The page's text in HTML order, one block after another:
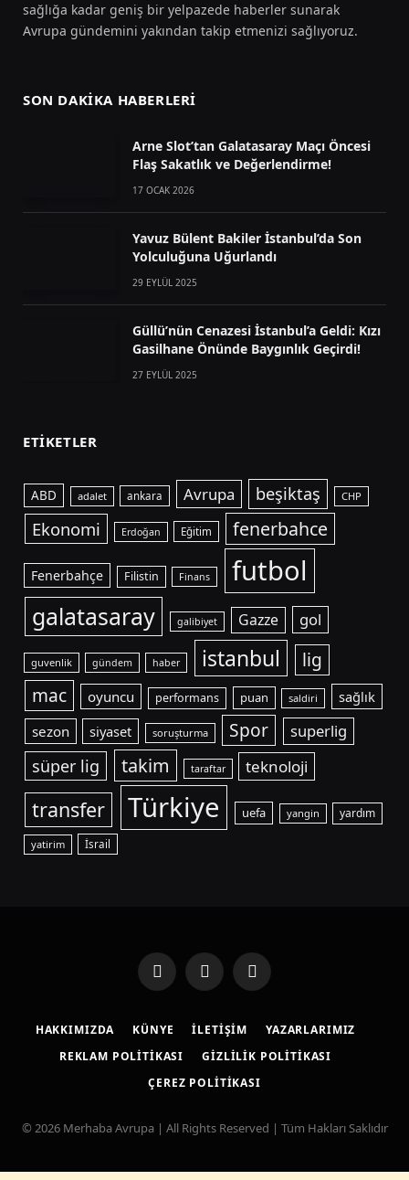
sağlığa kadar geniş bir yelpazede haberler sunarak
Avrupa gündemini yakından takip etmenizi sağlıyoruz.
SON DAKIKA HABERLERI
Arne Slot’tan Galatasaray Maçı Öncesi
Flaş Sakatlık ve Değerlendirme!
17 OCAK 2026
Yavuz Bülent Bakiler İstanbul’da Son
Yolculuğuna Uğurlandı
29 EYLÜL 2025
Güllü’nün Cenazesi İstanbul’a Geldi: Kızı
Gasilhane Önünde Baygınlık Geçirdi!
27 EYLÜL 2025
ETIKETLER
ABD adalet ankara Avrupa beşiktaş CHP
Ekonomi Erdoğan Eğitim fenerbahce
Fenerbahçe Filistin Finans futbol
galatasaray galibiyet Gazze gol
guvenlik gündem haber istanbul
lig
mac
oyuncu performans puan saldiri
sağlık
sezon
siyaset soruşturma Spor superlig
süper lig takim taraftar teknoloji
transfer Türkiye uefa yangin yardım
yatirim İsrail
Facebook
X
(Twitter)
Instagram
HAKKIMIZDA KÜNYE İLETIŞIM
YAZARLARIMIZ
REKLAM POLITIKASI
GIZLILIK POLITIKASI
ÇEREZ POLITIKASI
© 2026 Merhaba Avrupa | All Rights Reserved | Tüm Hakları Saklıdır